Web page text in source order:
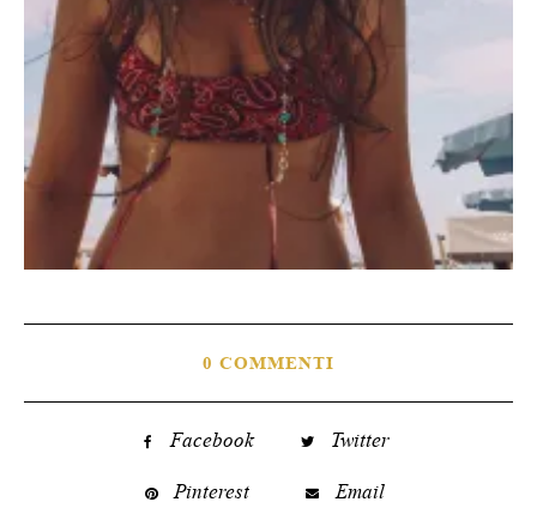
0 COMMENTI
Facebook
Twitter
Pinterest
Email